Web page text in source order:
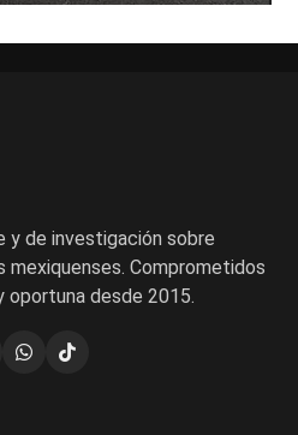
y de investigación sobre
mexiquenses. Comprometidos
oportuna desde 2015.